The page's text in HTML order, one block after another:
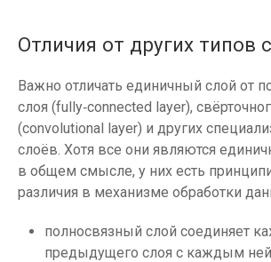
Отличия от других типов
Важно отличать единичный слой от
слоя (fully‑connected layer),
(convolutional layer) и других
слоёв. Хотя все они являются
в общем смысле, у них есть
различия в механизме обработки
полносвязный слой соединяет
предыдущего слоя с каждым